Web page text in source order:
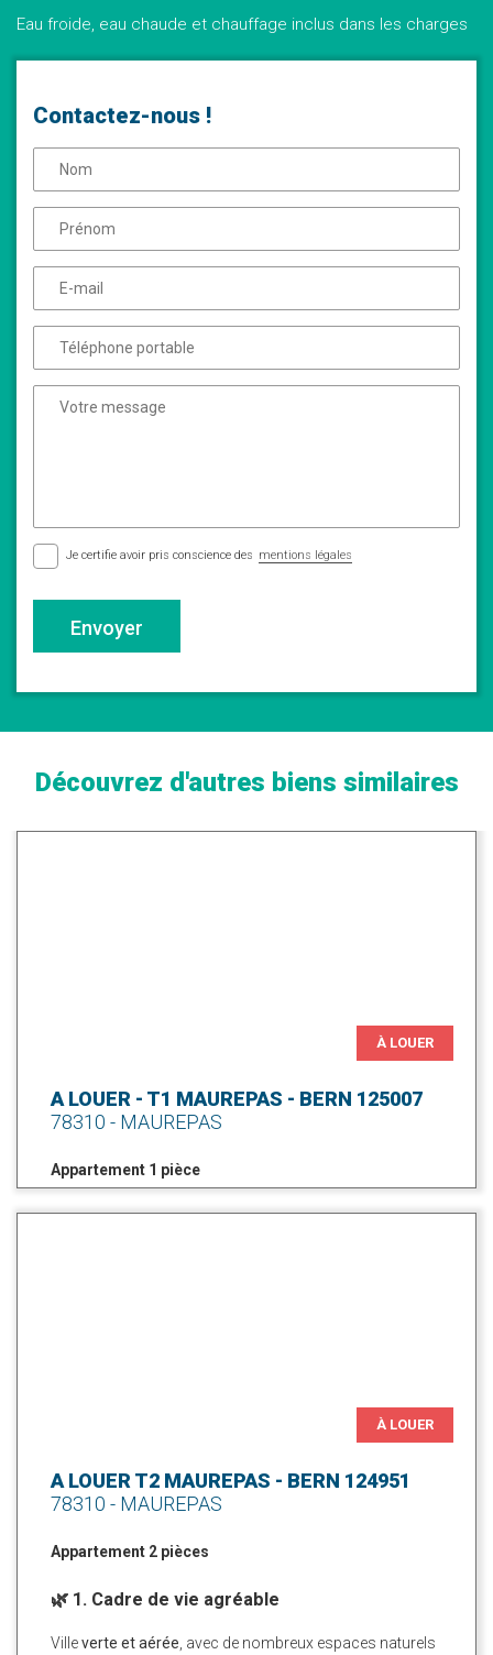
Eau froide, eau chaude et chauffage inclus dans les charges
Contactez-nous !
Je certifie avoir pris conscience des mentions légales
Envoyer
Découvrez d'autres biens similaires
À LOUER
A LOUER - T1 MAUREPAS - BERN 125007
78310 - MAUREPAS
Appartement 1 pièce
À LOUER
A LOUER T2 MAUREPAS - BERN 124951
78310 - MAUREPAS
Appartement 2 pièces
🌿 1. Cadre de vie agréable
Villeverte et aérée , avec de nombreux espaces naturels